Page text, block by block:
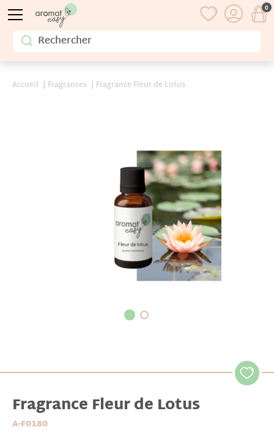
Accueil Fragrances Fragrance Fleur de Lotus
Fragrance Fleur de Lotus
A-F0180
0